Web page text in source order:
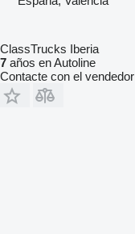
ClassTrucks Iberia
7 años en Autoline
Contacte con el vendedor